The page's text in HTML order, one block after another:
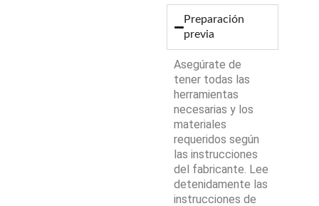
Preparación
previa
Asegúrate de
tener todas las
herramientas
necesarias y los
materiales
requeridos según
las instrucciones
del fabricante. Lee
detenidamente las
instrucciones de